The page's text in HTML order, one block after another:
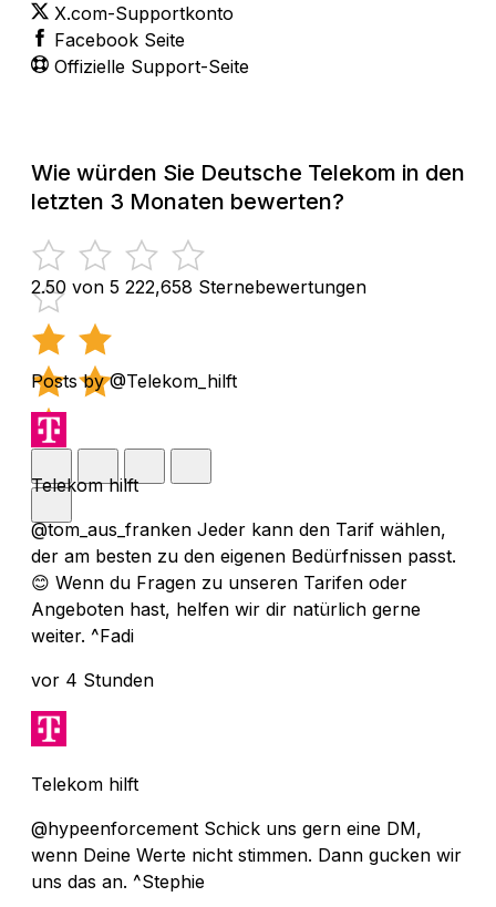
X.com-Supportkonto
Facebook Seite
Offizielle Support-Seite
Wie würden Sie Deutsche Telekom in den
letzten 3 Monaten bewerten?
2.50 von 5 222,658 Sternebewertungen
Posts by @Telekom_hilft
Telekom hilft
@tom_aus_franken Jeder kann den Tarif wählen,
der am besten zu den eigenen Bedürfnissen passt.
😊 Wenn du Fragen zu unseren Tarifen oder
Angeboten hast, helfen wir dir natürlich gerne
weiter. ^Fadi
vor 4 Stunden
Telekom hilft
@hypeenforcement Schick uns gern eine DM,
wenn Deine Werte nicht stimmen. Dann gucken wir
uns das an. ^Stephie